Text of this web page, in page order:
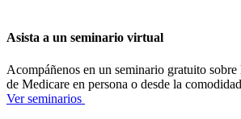
Asista a un seminario virtual
Acompáñenos en un seminario gratuito sobre
de Medicare en persona o desde la
Ver seminarios